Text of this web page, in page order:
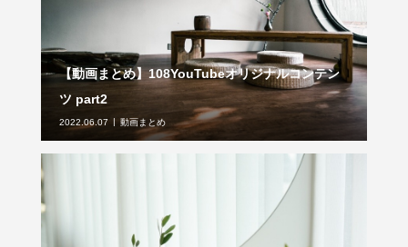
【動画まとめ】108YouTubeオリジナルコンテン
ツ part2
2022.06.07 動画まとめ